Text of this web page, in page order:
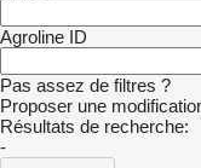
Agroline ID
Pas assez de filtres ?
Proposer une
Résultats de recherche:
-